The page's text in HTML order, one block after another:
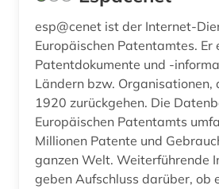
esp@cenet ist der Internet-
Europäischen Patentamtes. Er
Patentdokumente und -
Ländern bzw. Organisationen,
1920 zurückgehen. Die
Europäischen Patentamts
Millionen Patente und
ganzen Welt. Weiterführende
geben Aufschluss darüber, ob